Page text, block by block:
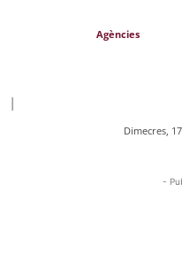
Agències
|
Dimecres,
-